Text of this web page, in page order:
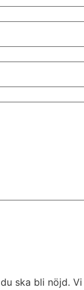
ska bli nöjd.